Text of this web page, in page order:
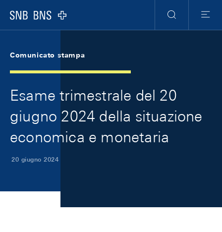
Logo
Ricerca
Menu
Comunicato stampa
Esame trimestrale del 20
giugno 2024 della situazione
economica e monetaria
20 giugno 2024